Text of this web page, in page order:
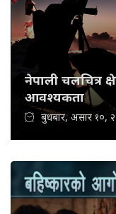
नेपाली चलचित्र
आवश्यकता
बुधबार, असार १०,